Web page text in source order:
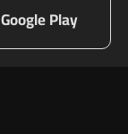
Google Play